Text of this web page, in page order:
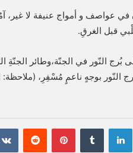
في عواصف و أمواج عنيفة لا غير،
قبل الغرقِ.
بُرج النّور في الجنّة،وطائر
النّور بوجهٍ ناعمٍ مُسْفِرِ،
لينكدإن بينتيريست